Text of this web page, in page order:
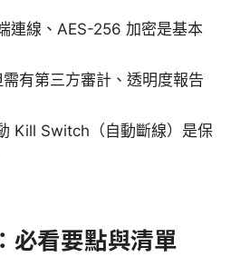
連線、AES-256 加密是基本
有第三方審計、透明度報告
Kill Switch（自動斷線）是保
必看要點與清單